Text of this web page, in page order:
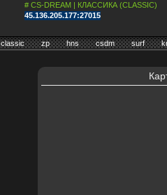
# CS-DREAM | КЛАССИКА (CLASSIC)
45.136.205.177:27015
classic zp hns csdm surf